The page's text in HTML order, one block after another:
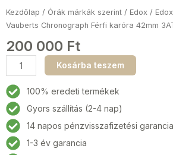
Kezdőlap / Órák márkák szerint / Edox /
Vauberts Chronograph Férfi karóra 42mm
200 000 Ft
Edox
10239-
3-
NIN
Les
Vauberts
Chronograph
Férfi
Kosárba teszem
100% eredeti termékek
Gyors szállítás (2-4 nap)
14 napos pénzvisszafizetési garancia
1-3 év garancia